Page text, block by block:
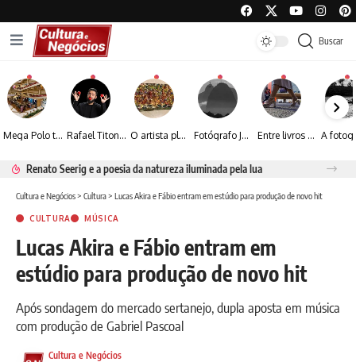
Buscar
Mega Polo transforma lançamento de coleção em plataforma nacional de negócios e projeta crescimento de mais de 15% Rafael Titonelly leva magia e acolhimento a crianças em tratamento oncológico em Juiz de Fora O artista plástico Jorge Luiz transforma sustentabilidade e criatividade em arte contemporânea Fotógrafo José Roberto apresenta um olhar sensível sobre arquitetura, formas e luz na fotografia Entre livros e fotografia autoral, Sebastião Reis consolida uma trajetória marcada pelo olhar artístico
Renato Seerig e a poesia da natureza iluminada pela lua
Cultura e Negócios> Cultura> Lucas Akira e Fábio entram em estúdio para produção de novo hit
CULTURA MÚSICA
Lucas Akira e Fábio entram em
estúdio para produção de novo hit
Após sondagem do mercado sertanejo, dupla aposta em música
com produção de Gabriel Pascoal
Cultura e Negócios